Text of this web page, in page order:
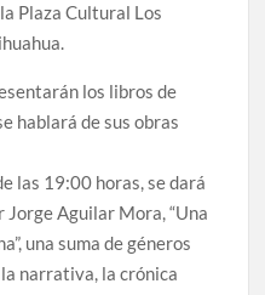
Plaza Cultural Los
los libros de
hablará de sus obras
las 19:00 horas, se dará
Aguilar Mora, “Una
una suma de géneros
narrativa, la crónica